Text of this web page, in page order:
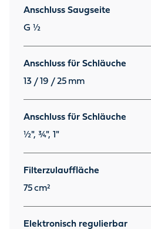
Anschluss Saugseite
G ½
Anschluss für Schläuche
13 / 19 / 25 mm
Anschluss für Schläuche
½", ¾", 1"
Filterzulauffläche
75 cm²
Elektronisch regulierbar